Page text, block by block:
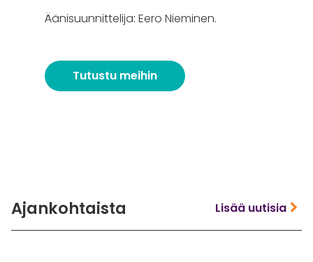
Äänisuunnittelija: Eero Nieminen.
Tutustu meihin
Ajankohtaista Lisää uutisia